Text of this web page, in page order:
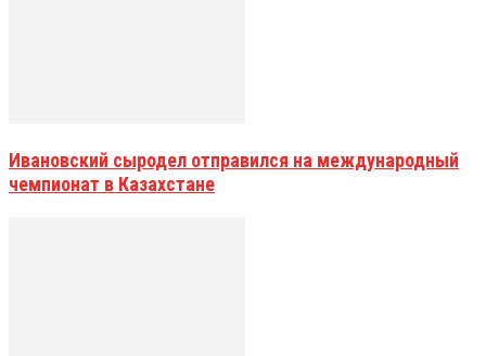
Ивановский сыродел отправился на международный
чемпионат в Казахстане